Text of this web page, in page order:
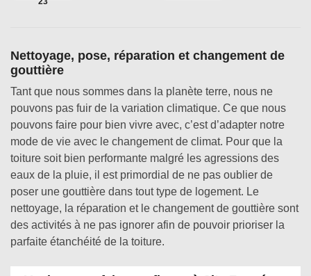
Nettoyage, pose, réparation et changement de
gouttière
Tant que nous sommes dans la planète terre, nous ne
pouvons pas fuir de la variation climatique. Ce que nous
pouvons faire pour bien vivre avec, c’est d’adapter notre
mode de vie avec le changement de climat. Pour que la
toiture soit bien performante malgré les agressions des
eaux de la pluie, il est primordial de ne pas oublier de
poser une gouttière dans tout type de logement. Le
nettoyage, la réparation et le changement de gouttière sont
des activités à ne pas ignorer afin de pouvoir prioriser la
parfaite étanchéité de la toiture.